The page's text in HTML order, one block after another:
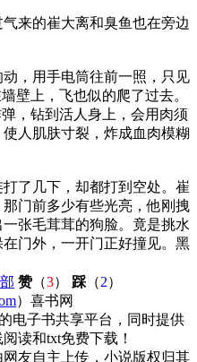
来的崔大离和臭鱼也在旁边
，用手电筒往前一照，只见
壁上，飞也似的爬了过去。
，钻到活人身上，会用肉须
人肌肤寸裂，炸成血肉模糊
了几下，却都打到空处。崔
门前多少有些光亮，他刚拽
张毛茸茸的狗脸。竟是挑水
门外，一开门正好撞见。黑
赞（3） 踩 （2）
）喜书网
电子书共享平台，同时提供
读和txt免费下载！
友自主上传，小说版权归其